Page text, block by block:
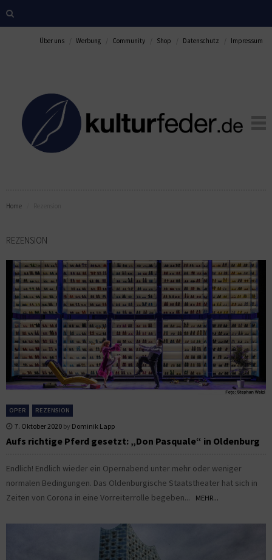
Über uns Werbung Community Shop Datenschutz Impressum
Home
REZENSION
OPER REZENSION
7. Oktober 2020 by Dominik Lapp
Aufs richtige Pferd gesetzt: „Don Pasquale“ in Oldenburg
Endlich! Endlich wieder ein Opernabend unter mehr oder weniger
normalen Bedingungen. Das Oldenburgische Staatstheater hat sich in
Zeiten von Corona in eine Vorreiterrolle begeben...
MEHR...